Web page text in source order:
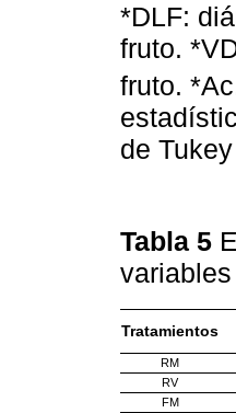
*DLF:
fruto.
fruto.
de
Tabla 5
Tratamientos
RM
RV
FM